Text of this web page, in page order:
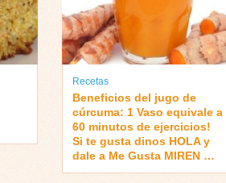
Recetas
Beneficios del jugo de
cúrcuma: 1 Vaso equivale a
60 minutos de ejercicios!
Si te gusta dinos HOLA y
dale a Me Gusta MIREN …